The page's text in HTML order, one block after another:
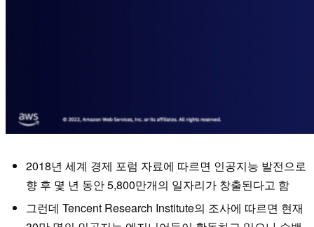
2018년 세계 경제 포럼 자료에 따르면 인공지능 발전으로
향 후 몇 년 동안 5,800만개의 일자리가 창출된다고 함
그런데 Tencent Research Institute의 조사에 따르면 현재